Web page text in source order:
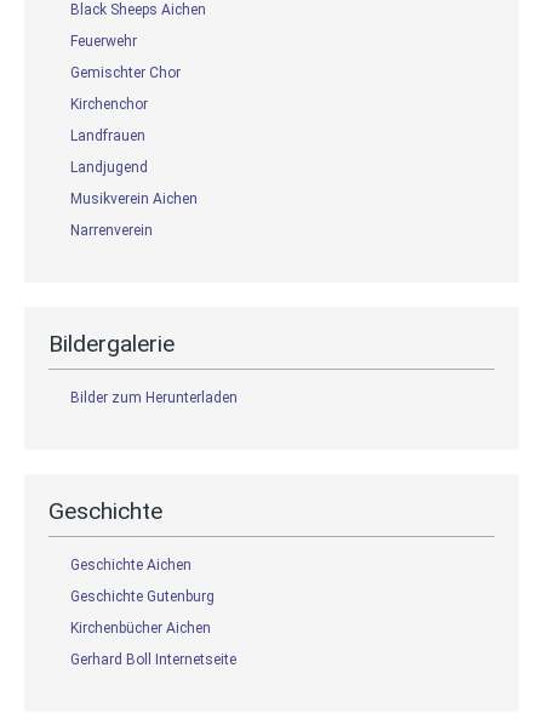
Black Sheeps Aichen
Feuerwehr
Gemischter Chor
Kirchenchor
Landfrauen
Landjugend
Musikverein Aichen
Narrenverein
Bildergalerie
Bilder zum Herunterladen
Geschichte
Geschichte Aichen
Geschichte Gutenburg
Kirchenbücher Aichen
Gerhard Boll Internetseite